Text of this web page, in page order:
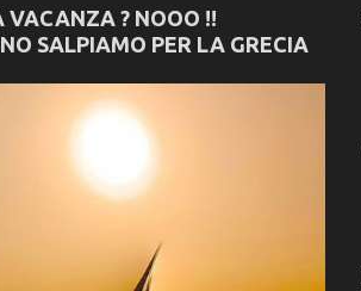
VACANZA ? NOOO !!
SALPIAMO PER LA GRECIA